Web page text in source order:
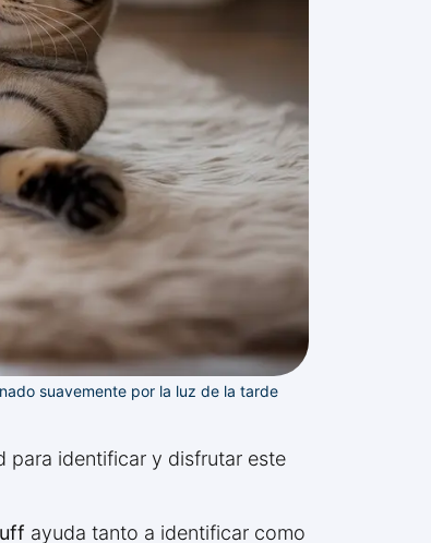
suavemente por la luz de la tarde
para identificar y disfrutar este
ayuda tanto a identificar como